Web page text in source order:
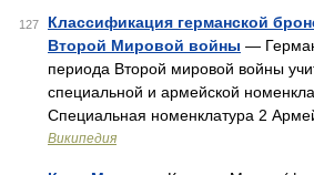
127
Классификация германской
Второй Мировой войны —
периода Второй мировой войны
специальной и армейской
Специальная номенклатура 2
Википедия